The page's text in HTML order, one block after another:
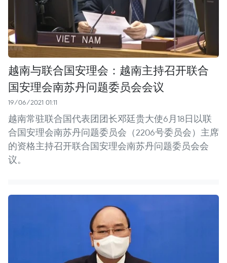
越南与联合国安理会：越南主持召开联合
国安理会南苏丹问题委员会会议
19/06/2021 01:11
越南常驻联合国代表团团长邓廷贵大使6月18日以联
合国安理会南苏丹问题委员会（2206号委员会）主席
的资格主持召开联合国安理会南苏丹问题委员会会
议。